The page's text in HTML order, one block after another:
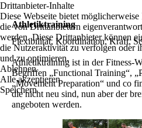
Athletiktraining
Flexibilität, Koordination, Kraft,
Athletiktraining ist in der Fitness-
Begriffen „Functional Training“,
„Movement Preparation“ und co
die nicht neu sind, nun aber der
angeboten werden.
Drittanbieter-Inhalte
Diese Webseite bietet
die von Drittanbietern
werden. Diese Drittanbieter können
die Nutzeraktivität zu verfolgen oder
und zu optimieren.
Ablehnen
Alle akzeptieren
Speichern